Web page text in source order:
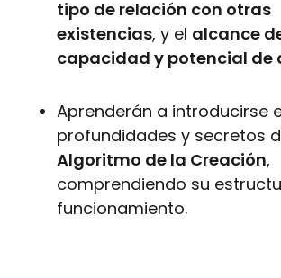
tipo de relación con otras
existencias, y el alcance
capacidad y potencial de
Aprenderán a introducirse
profundidades y secretos
Algoritmo de la Creación,
comprendiendo su
funcionamiento.